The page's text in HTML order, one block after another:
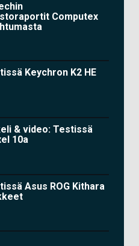
Computex
Keychron K2 HE
& video: Testissä
10a
Asus ROG Kithara